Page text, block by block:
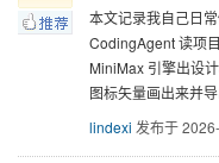
本文记录我自己日
CodingAgent 读项
MiniMax 引擎出设
图标矢量画出来并
lindexi 发布于